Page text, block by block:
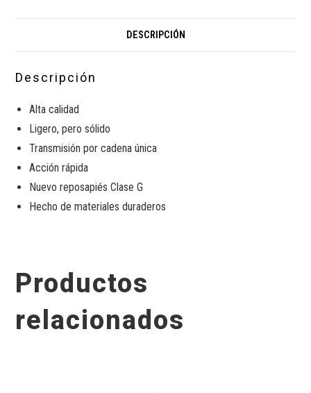
DESCRIPCIÓN
Descripción
Alta calidad
Ligero, pero sólido
Transmisión por cadena única
Acción rápida
Nuevo reposapiés Clase G
Hecho de materiales duraderos
Productos
relacionados